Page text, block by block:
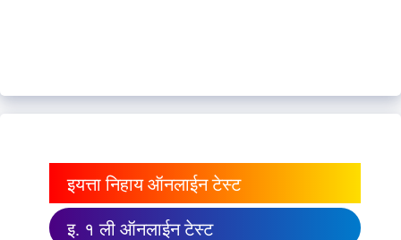
इयत्ता निहाय ऑनलाईन टेस्ट
इ. १ ली ऑनलाईन टेस्ट